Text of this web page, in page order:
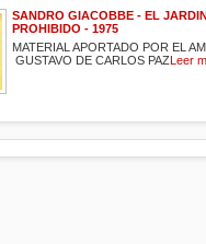
SANDRO GIACOBBE - EL
PROHIBIDO - 1975
MATERIAL APORTADO POR EL
GUSTAVO DE CARLOS PAZLeer